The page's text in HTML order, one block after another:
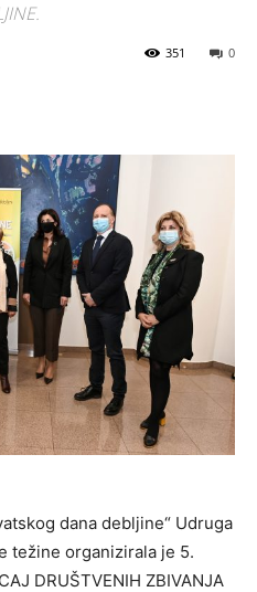
0
351
dana debljine“ Udruga
težine organizirala je 5.
DRUŠTVENIH ZBIVANJA